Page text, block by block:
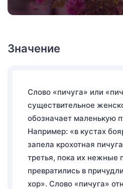
Значение
Слово «пичуга» или
существительное
обозначает маленькую
Например: «в кустах
запела крохотная
третья, пока их нежные
превратились в
хор». Слово «пичуга»